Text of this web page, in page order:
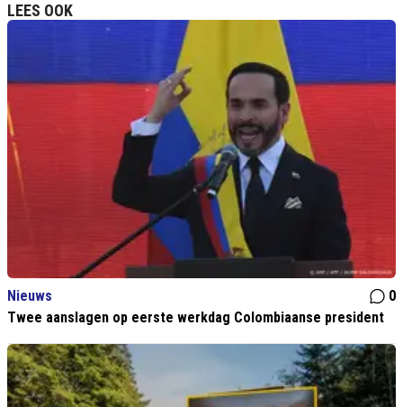
LEES OOK
Nieuws
0
Twee aanslagen op eerste werkdag Colombiaanse president